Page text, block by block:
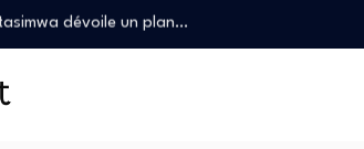
frappe fort : « TikTok…
la Constitution du…
Nzonde Mulundu porte la…
de Christophe Bitasimwa Bahii…